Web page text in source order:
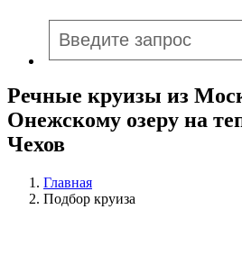
Речные круизы из
Онежскому озеру на
Чехов
Главная
Подбор круиза